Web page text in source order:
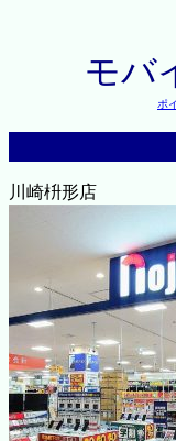
モバ
ポ
川崎枡形店